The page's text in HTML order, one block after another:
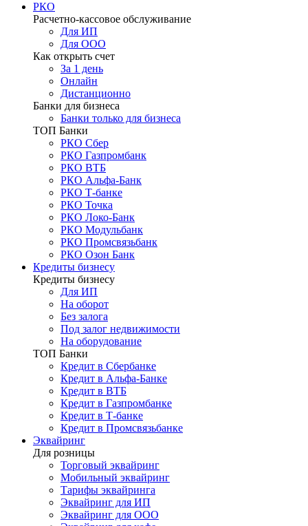
РКО
Расчетно-кассовое обслуживание
Для ИП
Для ООО
Как открыть счет
За 1 день
Онлайн
Дистанционно
Банки для бизнеса
Банки только для бизнеса
ТОП Банки
РКО Сбер
РКО Газпромбанк
РКО ВТБ
РКО Альфа-Банк
РКО Т-банке
РКО Точка
РКО Локо-Банк
РКО Модульбанк
РКО Промсвязьбанк
РКО Озон Банк
Кредиты бизнесу
Кредиты бизнесу
Для ИП
На оборот
Без залога
Под залог недвижимости
На оборудование
ТОП Банки
Кредит в Сбербанке
Кредит в Альфа-Банке
Кредит в ВТБ
Кредит в Газпромбанке
Кредит в Т-банке
Кредит в Промсвязьбанке
Эквайринг
Для розницы
Торговый эквайринг
Мобильный эквайринг
Тарифы эквайринга
Эквайринг для ИП
Эквайринг для ООО